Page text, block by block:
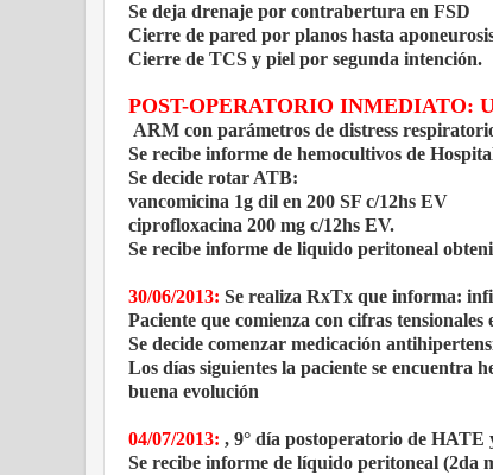
Se deja drenaje por contrabertura en FSD
Cierre de pared por planos hasta
Cierre de TCS y piel por segunda intención.
POST-OPERATORIO INMEDIATO:
ARM con parámetros de distress
Se recibe informe de hemocultivos de
Se decide rotar ATB:
vancomicina 1g dil en 200 SF c/12hs EV
ciprofloxacina 200 mg c/12hs EV.
Se recibe informe de liquido peritoneal
30/06/2013: Se realiza RxTx que informa:
Paciente que comienza con cifras tensionales
Se decide comenzar medicación
Los días siguientes la paciente se encuentra
buena evolución
04/07/2013: , 9° día postoperatorio de HATE
Se recibe informe de líquido peritoneal (2da